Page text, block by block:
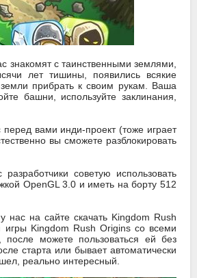
знакомят с таинственными землями,
лет тишины, появились всякие
прибрать к своим рукам. Ваша
башни, используйте заклинания,
вами инди-проект (тоже играет
вы сможете разблокировать
советую использовать
OpenGL 3.0 и иметь на борту 512
нас на сайте скачать Kingdom Rush
игры Kingdom Rush Origins со всеми
можете пользоваться ей без
старта или бывает автоматически
реально интересный.